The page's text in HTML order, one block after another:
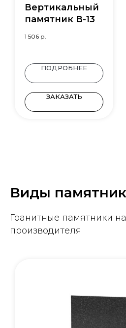
Вертикальный
памятник В-13
1 506 р.
ПОДРОБНЕЕ
ЗАКАЗАТЬ
Виды
Гранитные памятники
производителя